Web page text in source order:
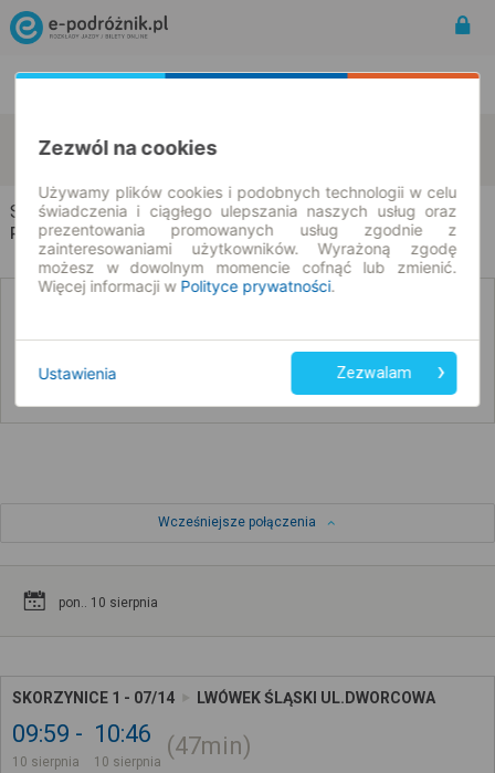
Skorzynice
Lwówek Śląski
Skorzynice → Lwówek Śląski
Rozkład jazdy i bilety
Poniżej przedstawiamy dostępne połączenia z innych dat
Wcześniejsze połączenia
pon.. 10 sierpnia
SKORZYNICE 1 - 07/14 LWÓWEK ŚLĄSKI UL.DWORCOWA
09:59
10 sierpnia
10:46
10 sierpnia
47min
Zezwól na cookies
Używamy plików cookies i podobnych technologii w celu
świadczenia i ciągłego ulepszania naszych usług oraz
prezentowania promowanych usług zgodnie z
zainteresowaniami użytkowników. Wyrażoną zgodę
możesz w dowolnym momencie cofnąć lub zmienić.
Więcej informacji w Polityce prywatności.
Ustawienia Zezwalam